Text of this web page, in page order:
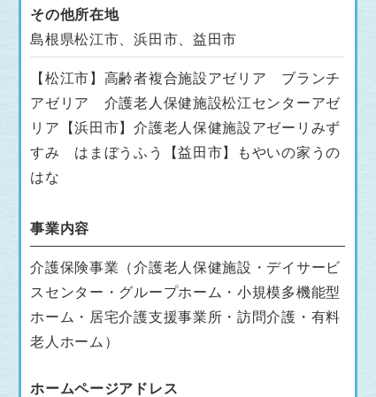
その他所在地
島根県松江市、浜田市、益田市
【松江市】高齢者複合施設アゼリア ブランチ
アゼリア 介護老人保健施設松江センターアゼ
リア【浜田市】介護老人保健施設アゼーリみず
すみ はまぼうふう【益田市】もやいの家うの
はな
事業内容
介護保険事業（介護老人保健施設・デイサービ
スセンター・グループホーム・小規模多機能型
ホーム・居宅介護支援事業所・訪問介護・有料
老人ホーム）
ホームページアドレス